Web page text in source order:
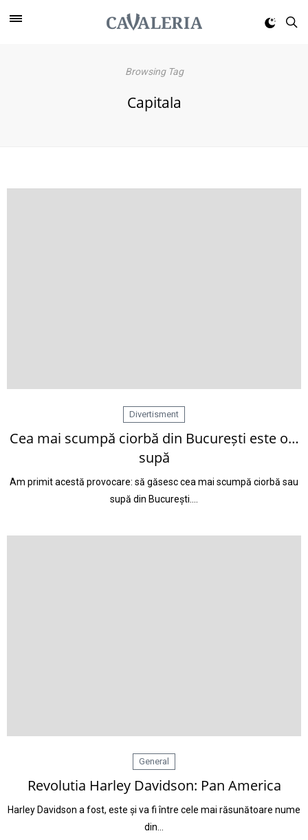
Browsing Tag
Capitala
Divertisment
Cea mai scumpă ciorbă din București este o…
supă
Am primit acestă provocare: să găsesc cea mai scumpă ciorbă sau
supă din București.…
General
Revolutia Harley Davidson: Pan America
Harley Davidson a fost, este și va fi între cele mai răsunătoare nume
din…